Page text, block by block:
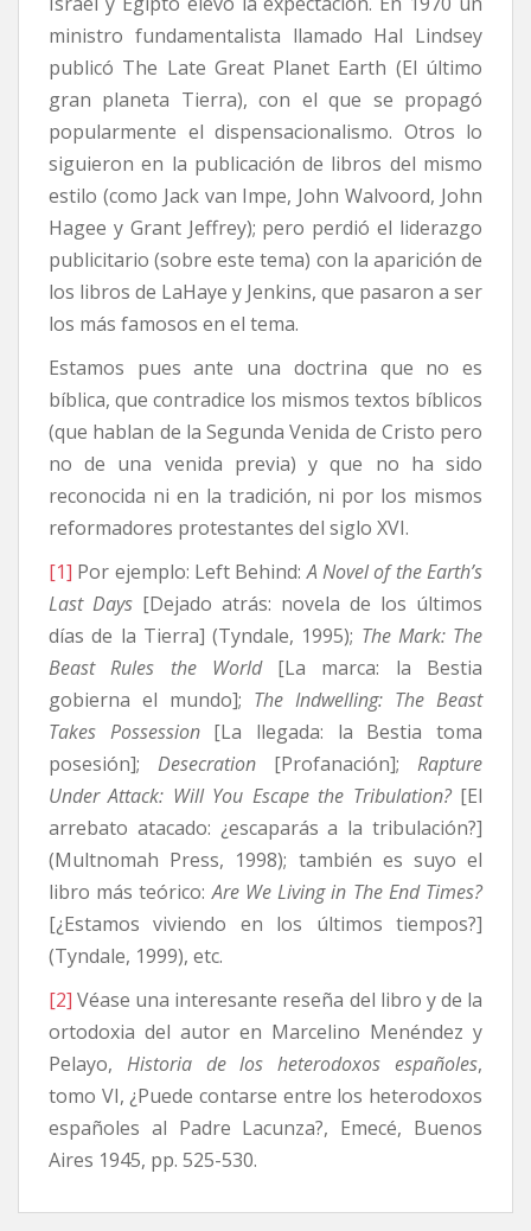
ministro fundamentalista llamado Hal Lindsey
publicó The Late Great Planet Earth (El último
gran planeta Tierra), con el que se propagó
popularmente el dispensacionalismo. Otros lo
siguieron en la publicación de libros del mismo
estilo (como Jack van Impe, John Walvoord, John
Hagee y Grant Jeffrey); pero perdió el liderazgo
publicitario (sobre este tema) con la aparición de
los libros de LaHaye y Jenkins, que pasaron a ser
los más famosos en el tema.
Estamos pues ante una doctrina que no es
bíblica, que contradice los mismos textos bíblicos
(que hablan de la Segunda Venida de Cristo pero
no de una venida previa) y que no ha sido
reconocida ni en la tradición, ni por los mismos
reformadores protestantes del siglo XVI.
[1] Por ejemplo: Left Behind:A Novel of the Earth’s
Last Days [Dejado atrás: novela de los últimos
días de la Tierra] (Tyndale, 1995); The Mark: The
Beast Rules the World[La marca: la Bestia
gobierna el mundo]; The Indwelling: The Beast
Takes Possession[La llegada: la Bestia toma
posesión]; Desecration [Profanación]; Rapture
Under Attack: Will You Escape the Tribulation?[El
arrebato atacado: ¿escaparás a la tribulación?]
(Multnomah Press, 1998); también es suyo el
libro más teórico:Are We Living in The End Times?
[¿Estamos viviendo en los últimos tiempos?]
(Tyndale, 1999), etc.
[2] Véase una interesante reseña del libro y de la
ortodoxia del autor en Marcelino Menéndez y
Pelayo, Historia de los heterodoxos españoles,
tomo VI, ¿Puede contarse entre los heterodoxos
españoles al Padre Lacunza?, Emecé, Buenos
Aires 1945, pp. 525-530.